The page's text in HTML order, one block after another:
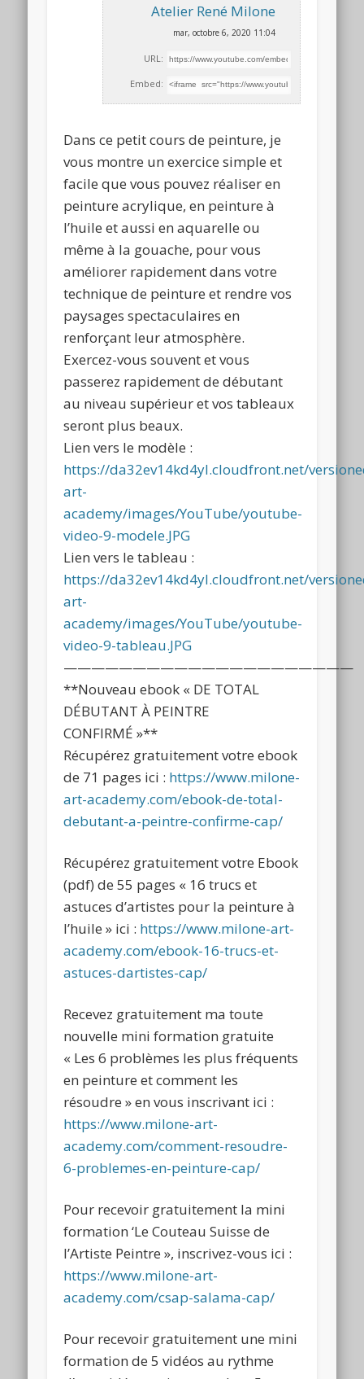
Atelier René Milone
mar, octobre 6, 2020 11:04
URL:
Embed:
Dans ce petit cours de peinture, je
vous montre un exercice simple et
facile que vous pouvez réaliser en
peintureacrylique, en peinture à
l’huile et aussi en aquarelle ou
même à la gouache, pour vous
améliorer rapidement dans votre
technique de peinture et rendre vos
paysages spectaculaires en
renforçant leur atmosphère.
Exercez-vous souvent et vous
passerez rapidement de débutant
au niveau supérieur et vos tableaux
seront plus beaux.
Lien vers le modèle :
https://da32ev14kd4yl.cloudfront.net/
art-
academy/images/YouTube/youtube-
video-9-modele.JPG
Lien vers le tableau :
https://da32ev14kd4yl.cloudfront.net/
art-
academy/images/YouTube/youtube-
video-9-tableau.JPG
—————————————————————
**Nouveau ebook « DE TOTAL
DÉBUTANT À PEINTRE
CONFIRMÉ »**
Récupérez gratuitement votre ebook
de 71 pages ici : https://www.milone-
art-academy.com/ebook-de-total-
debutant-a-peintre-confirme-cap/
Récupérez gratuitement votre Ebook
(pdf) de 55 pages « 16 trucs et
astuces d’artistes pour la peinture à
l’huile » ici : https://www.milone-art-
academy.com/ebook-16-trucs-et-
astuces-dartistes-cap/
Recevez gratuitement ma toute
nouvelle mini formation gratuite
« Les 6 problèmes les plus fréquents
en peinture et comment les
résoudre » en vous inscrivant ici :
https://www.milone-art-
academy.com/comment-resoudre-
6-problemes-en-peinture-cap/
Pour recevoir gratuitement la mini
formation ‘Le Couteau Suisse de
l’Artiste Peintre », inscrivez-vous ici :
https://www.milone-art-
academy.com/csap-salama-cap/
Pour recevoir gratuitement une mini
formation de 5 vidéos au rythme